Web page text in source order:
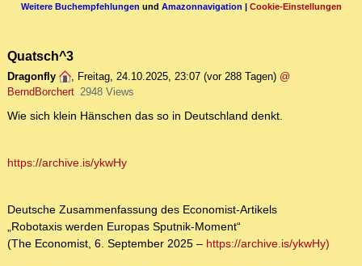
Weitere Buchempfehlungen und Amazonnavigation | Cookie-Einstellungen
Quatsch^3
Dragonfly , Freitag, 24.10.2025, 23:07 (vor 288 Tagen) @
BerndBorchert 2948 Views
Wie sich klein Hänschen das so in Deutschland denkt.
https://archive.is/ykwHy
Deutsche Zusammenfassung des Economist-Artikels
„Robotaxis werden Europas Sputnik-Moment“
(The Economist, 6. September 2025 – https://archive.is/ykwHy)